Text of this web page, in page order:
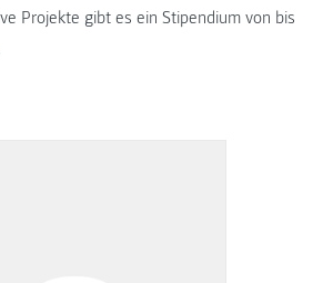
Projekte gibt es ein Stipendium von bis